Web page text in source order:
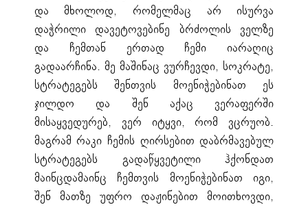
და მხოლოდ, რომელმაც არ ისურვა
დაჭრილი დავეტოვებინე ბრძოლის ველზე
და ჩემთან ერთად ჩემი იარაღიც
გადაარჩინა. მე მაშინაც ვურჩევდი, სოკრატე,
სტრატეგებს შენთვის მოენიჭებინათ ეს
ჯილდო და შენ აქაც ვერაფერში
მისაყვედურებ, ვერ იტყვი, რომ ვცრუობ.
მაგრამ რაკი ჩემის ღირსებით დაბრმავებულ
სტრატეგებს გადაწყვეტილი ჰქონდათ
მაინცდამაინც ჩემთვის მოენიჭებინათ იგი,
შენ მათზე უფრო დაჟინებით მოითხოვდი,